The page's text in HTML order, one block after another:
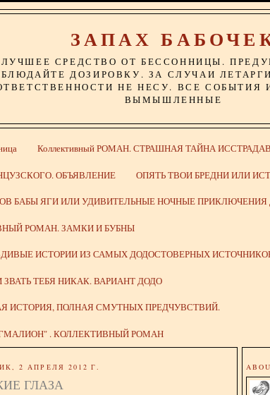
ЗАПАХ
ЛУЧШЕЕ СРЕДСТВО ОТ БЕССОННИЦЫ.
ДОЗИРОВКУ. ЗА СЛУЧАИ
НЕ НЕСУ. ВСЕ СОБЫТИЯ
ВЫМЫШЛЕННЫЕ
Коллективный РОМАН. СТРАШНАЯ ТАЙНА
ОБЪЯВЛЕНИЕ ОПЯТЬ ТВОИ БРЕДНИ ИЛИ
БАБЫ ЯГИ ИЛИ УДИВИТЕЛЬНЫЕ НОЧНЫЕ ПРИКЛЮЧЕНИЯ
РОМАН. ЗАМКИ И БУБНЫ
ИСТОРИИ ИЗ САМЫХ ДОДОСТОВЕРНЫХ
ТЕБЯ НИКАК. ВАРИАНТ ДОДО
ИСТОРИЯ, ПОЛНАЯ СМУТНЫХ ПРЕДЧУВСТВИЙ.
. КОЛЛЕКТИВНЫЙ РОМАН
2 АПРЕЛЯ 2012 Г.
ГЛАЗА